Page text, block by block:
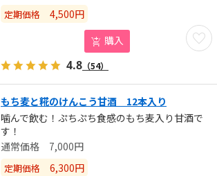
お気
定期価格 4,500円
購入
4.8 （54）
もち麦と糀のけんこう甘酒 12本入り
噛んで飲む！ぷちぷち食感のもち麦入り甘酒で
す！
7,000円
定期価格 6,300円